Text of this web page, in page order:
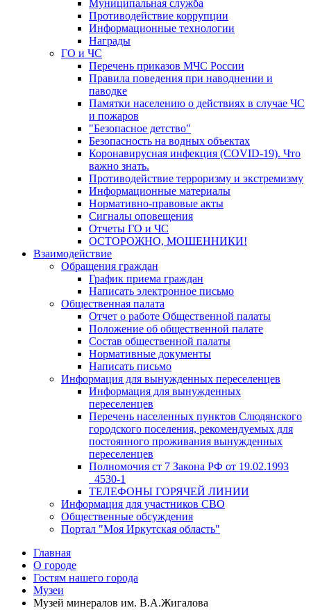
Муниципальная служба
Противодействие коррупции
Информационные технологии
Награды
ГО и ЧС
Перечень приказов МЧС России
Правила поведения при наводнении и
паводке
Памятки населению о действиях в случае ЧС
и пожаров
"Безопасное детство"
Безопасность на водных объектах
Коронавирусная инфекция (COVID-19). Что
важно знать.
Противодействие терроризму и экстремизму
Информационные материалы
Нормативно-правовые акты
Сигналы оповещения
Отчеты ГО и ЧС
ОСТОРОЖНО, МОШЕННИКИ!
Взаимодействие
Обращения граждан
График приема граждан
Написать электронное письмо
Общественная палата
Отчет о работе Общественной палаты
Положение об общественной палате
Состав общественной палаты
Нормативные документы
Написать письмо
Информация для вынужденных переселенцев
Информация для вынужденных
переселенцев
Перечень населенных пунктов Слюдянского
городского поселения, рекомендуемых для
постоянного проживания вынужденных
переселенцев
Полномочия ст 7 Закона РФ от 19.02.1993
_4530-1
ТЕЛЕФОНЫ ГОРЯЧЕЙ ЛИНИИ
Информация для участников СВО
Общественные обсуждения
Портал "Моя Иркутская область"
Главная
О городе
Гостям нашего города
Музеи
Музей минералов им. В.А.Жигалова